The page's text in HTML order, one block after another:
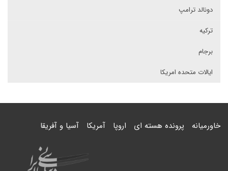
دونالد ترامپ
ترکیه
برجام
ایالات متحده امریکا
خاورمیانه پرونده هسته ای اروپا آمریکا آسیا و آفریقا